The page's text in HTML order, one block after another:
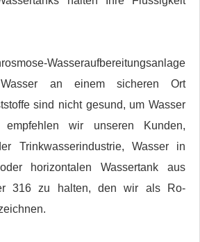
Wasseraufbereitungsanlage
an einem sicheren Ort
sind nicht gesund, um Wasser
wir unseren Kunden,
Trinkwasserindustrie, Wasser in
horizontalen Wassertank aus
316 zu halten, den wir als Ro-